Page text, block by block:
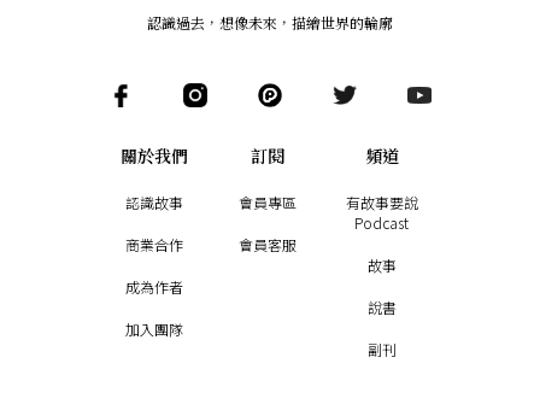
認識過去，想像未來 ， 描繪世界的輪廓
關於我們
認識故事
商業合作
成為作者
加入團隊
訂閱
會員專區
會員客服
頻道
有故事要說
Podcast
故事
說書
副刊